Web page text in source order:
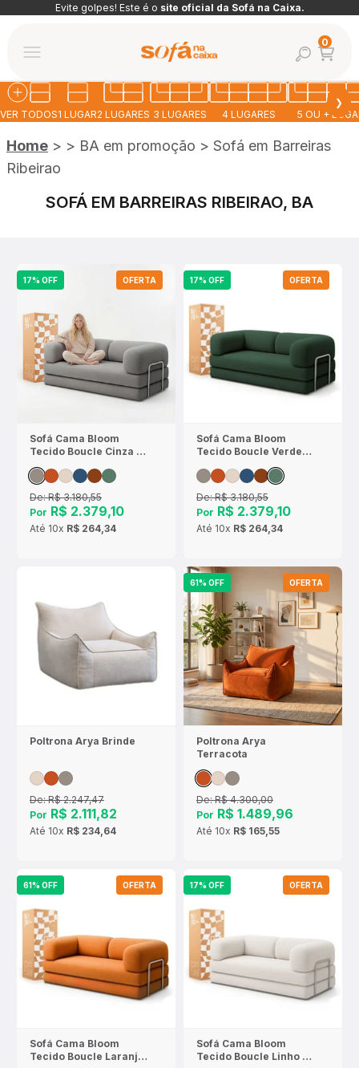
Pular para o conteúdoEvite golpes! Este é o site oficial da Sofá na Caixa.
Abrir menu de navegação
Sofá na Caixa
Abrir
Abrir
0
VER TODOS1 LUGAR2 LUGARES 3 LUGARES 4 LUGARES 5 OU +
❯
Home > > BA em promoção > Sofá em Barreiras
Ribeirao
SOFÁ EM BARREIRAS RIBEIRAO, BA
17% OFF OFERTA
Sofá Cama Bloom
Tecido Boucle Cinza -
Sofá na Caixa
De:R$ 3.180,55
Por R$ 2.379,10
Até 10x R$ 264,34
17% OFF OFERTA
Sofá Cama Bloom
Tecido Boucle Verde
Musgo - Sofá na Caixa
De:R$ 3.180,55
Por R$ 2.379,10
Até 10x R$ 264,34
Poltrona Arya Brinde
De:R$ 2.247,47
Por R$ 2.111,82
Até 10x R$ 234,64
61% OFF OFERTA
Poltrona Arya
Terracota
De:R$ 4.300,00
Por R$ 1.489,96
Até 10x R$ 165,55
61% OFF OFERTA
Sofá Cama Bloom
Tecido Boucle Laranja
17% OFF OFERTA
Sofá Cama Bloom
Tecido Boucle Linho -